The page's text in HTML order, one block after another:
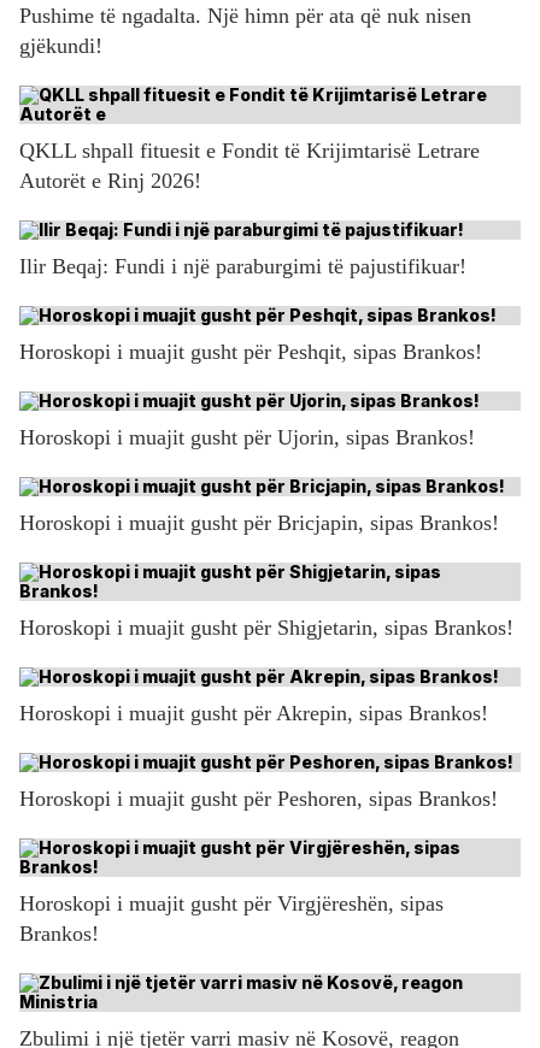
Pushime të ngadalta. Një himn për ata që nuk nisen
gjëkundi!
QKLL shpall fituesit e Fondit të Krijimtarisë Letrare
Autorët e Rinj 2026!
Ilir Beqaj: Fundi i një paraburgimi të pajustifikuar!
Horoskopi i muajit gusht për Peshqit, sipas Brankos!
Horoskopi i muajit gusht për Ujorin, sipas Brankos!
Horoskopi i muajit gusht për Bricjapin, sipas Brankos!
Horoskopi i muajit gusht për Shigjetarin, sipas Brankos!
Horoskopi i muajit gusht për Akrepin, sipas Brankos!
Horoskopi i muajit gusht për Peshoren, sipas Brankos!
Horoskopi i muajit gusht për Virgjëreshën, sipas
Brankos!
Zbulimi i një tjetër varri masiv në Kosovë, reagon